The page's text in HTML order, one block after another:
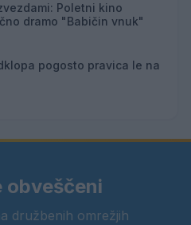
Poletni kino
dramo "Babičin vnuk"
pogosto pravica le na
obveščeni
družbenih omrežjih